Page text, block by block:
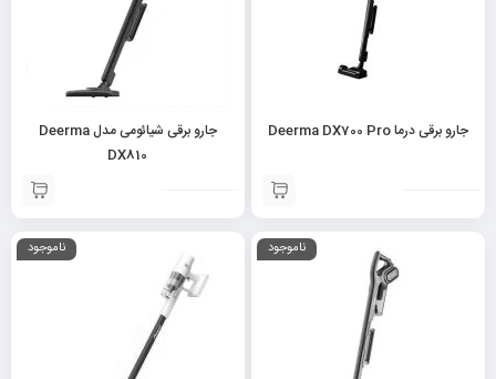
جارو برقی درما Deerma DX700 Pro
جارو برقی شیائومی مدل Deerma
DX810
ناموجود ناموجود